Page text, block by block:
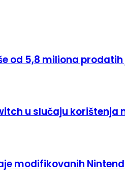
od 5,8 miliona
u slučaju korištenja
modifikovanih